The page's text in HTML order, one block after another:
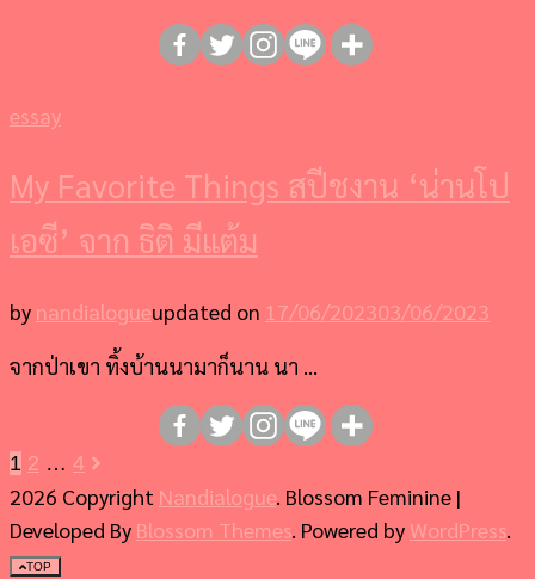
essay
My Favorite Things สปีชงาน ‘น่านโป
เอซี’ จาก ธิติ มีแต้ม
by nandialogueupdated on 17/06/202303/06/2023
จากป่าเขา ทิ้งบ้านนามาก็นาน นา …
Posts
pagination
Page
1 Page
2 … Page
4
2026 Copyright Nandialogue. Blossom Feminine |
Developed By Blossom Themes. Powered by WordPress.
TOP